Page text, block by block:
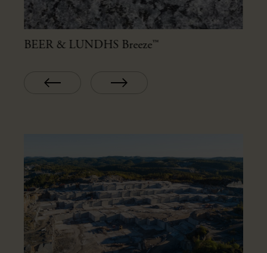
BEER & LUNDHS Breeze™